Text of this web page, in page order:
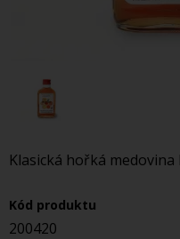
Klasická hořká
Kód produktu
200420